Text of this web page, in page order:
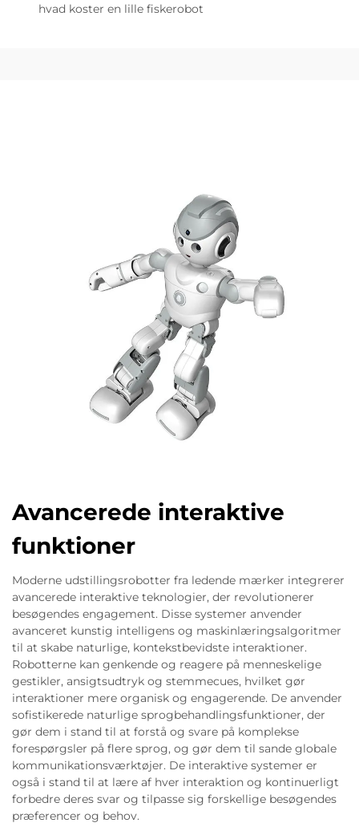
hvad koster en lille fiskerobot
Avancerede interaktive
funktioner
Moderne udstillingsrobotter fra ledende mærker integrerer
avancerede interaktive teknologier, der revolutionerer
besøgendes engagement. Disse systemer anvender
avanceret kunstig intelligens og maskinlæringsalgoritmer
til at skabe naturlige, kontekstbevidste interaktioner.
Robotterne kan genkende og reagere på menneskelige
gestikler, ansigtsudtryk og stemmecues, hvilket gør
interaktioner mere organisk og engagerende. De anvender
sofistikerede naturlige sprogbehandlingsfunktioner, der
gør dem i stand til at forstå og svare på komplekse
forespørgsler på flere sprog, og gør dem til sande globale
kommunikationsværktøjer. De interaktive systemer er
også i stand til at lære af hver interaktion og kontinuerligt
forbedre deres svar og tilpasse sig forskellige besøgendes
præferencer og behov.